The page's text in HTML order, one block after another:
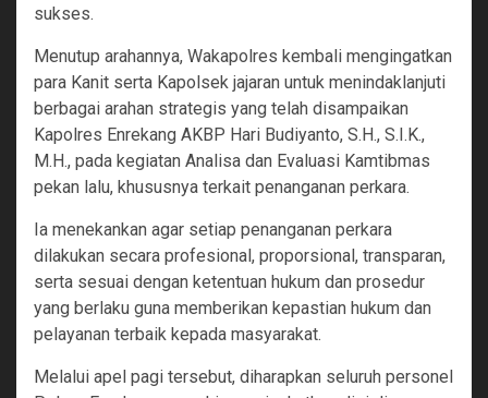
sukses.
Menutup arahannya, Wakapolres kembali mengingatkan
para Kanit serta Kapolsek jajaran untuk menindaklanjuti
berbagai arahan strategis yang telah disampaikan
Kapolres Enrekang AKBP Hari Budiyanto, S.H., S.I.K.,
M.H., pada kegiatan Analisa dan Evaluasi Kamtibmas
pekan lalu, khususnya terkait penanganan perkara.
Ia menekankan agar setiap penanganan perkara
dilakukan secara profesional, proporsional, transparan,
serta sesuai dengan ketentuan hukum dan prosedur
yang berlaku guna memberikan kepastian hukum dan
pelayanan terbaik kepada masyarakat.
Melalui apel pagi tersebut, diharapkan seluruh personel